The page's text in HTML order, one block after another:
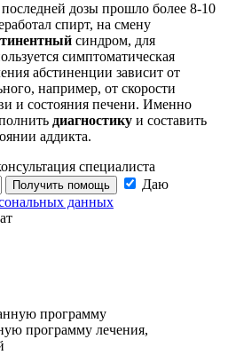
дозы прошло более 8-10
спирт, на смену
синдром, для
симптоматическая
абстиненции зависит от
например, от скорости
и состояния печени. Именно
диагностику и составить
аддикта.
специалиста
Получить помощь
Даю
данных
программу лечения,